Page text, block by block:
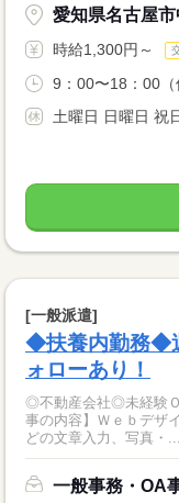
愛知県名古屋市
時給1,300円～
9：00〜18：00
土曜日 日曜日 祝
[一般派遣]
◆扶養内勤務◆
ォローあり！
◎不動産会社◎未経験
事の内容】Ｗｅｂデザ
どの文章入力、写真・...
一般事務・OA